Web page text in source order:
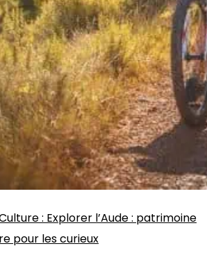
: Explorer l’Aude : patrimoine
pour les curieux